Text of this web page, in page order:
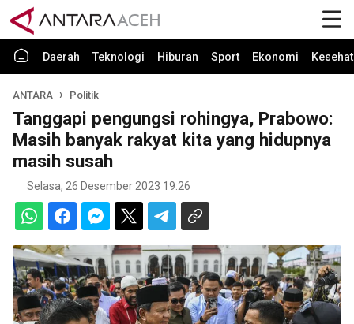
Daerah Teknologi Hiburan Sport Ekonomi
ANTARA Politik
Tanggapi pengungsi rohingya, Prabowo:
Masih banyak rakyat kita yang hidupnya
masih susah
Selasa, 26 Desember 2023 19:26